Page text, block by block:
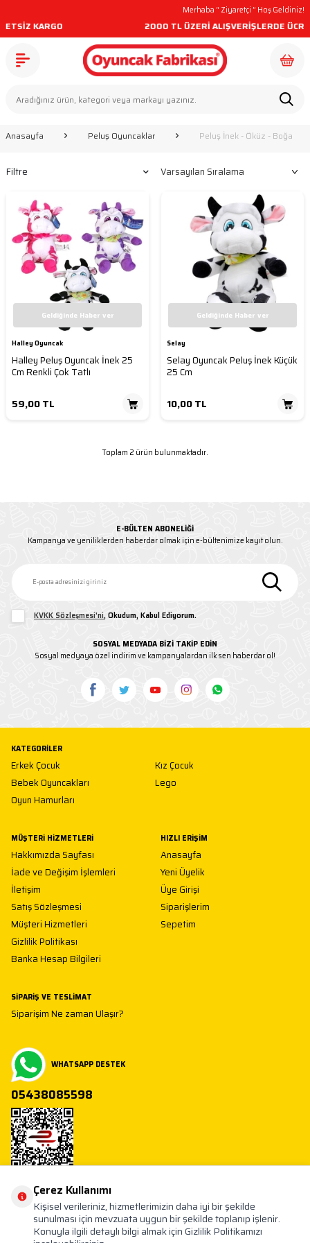
KARGO 2000 TL ÜZERİ ALIŞVERİŞLERDE
Merhaba “Ziyaretçi” Hoş Geldiniz!
Anasayfa Peluş Oyuncaklar Peluş İnek - Öküz - Boğa
Filtre
Geldiğinde Haber ver
Halley Oyuncak
Halley Peluş Oyuncak İnek 25
Cm Renkli Çok Tatlı
59,00TL
Geldiğinde Haber ver
Selay
Selay Oyuncak Peluş İnek Küçük
25 Cm
10,00TL
Toplam 2 ürün bulunmaktadır.
E-BÜLTEN ABONELIĞI
Kampanya ve yeniliklerden haberdar olmak için e-bültenimize kayıt olun.
KVKK Sözleşmesi'ni, Okudum, Kabul Ediyorum.
SOSYAL MEDYADA BİZİ TAKİP EDİN
Sosyal medyaya özel indirim ve kampanyalardan ilk sen haberdar ol!
KATEGORILER
Erkek Çocuk
Kız Çocuk
Bebek Oyuncakları
Lego
Oyun Hamurları
MÜŞTERI HIZMETLERI
Hakkımızda Sayfası
İade ve Değişim İşlemleri
İletişim
Satış Sözleşmesi
Müşteri Hizmetleri
Gizlilik Politikası
Banka Hesap Bilgileri
HIZLI ERIŞIM
Anasayfa
Yeni Üyelik
Üye Girişi
Siparişlerim
Sepetim
SIPARIŞ VE TESLIMAT
Siparişim Ne zaman Ulaşır?
WHATSAPP DESTEK
05438085598
Toptan Oyuncak
Mahmutbey 30 Yol İstoç 28 Ada No 30 34218 İstoç / Bağcilar / İstanbul
info@oyuncakfabrikasi.com
Çerez Kullanımı
Kişisel verileriniz, hizmetlerimizin daha iyi bir şekilde
sunulması için mevzuata uygun bir şekilde toplanıp işlenir.
Konuyla ilgili detaylı bilgi almak için Gizlilik Politikamızı